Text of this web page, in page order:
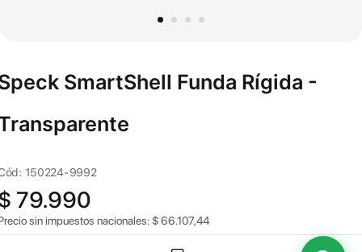
SmartShell Funda Rígida -
150224-9992
79.990
sin impuestos nacionales: $66.107,44